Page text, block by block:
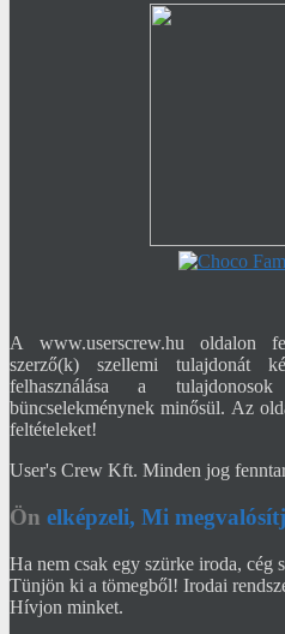
A www.userscrew.hu oldalon
szerző(k) szellemi tulajdonát
felhasználása a
büncselekménynek minősül. Az
feltételeket!
User's Crew Kft. Minden jog
Ön elképzeli, Mi
Ha nem csak egy szürke iroda, cég
Tünjön ki a tömegből! Irodai
Hívjon minket.